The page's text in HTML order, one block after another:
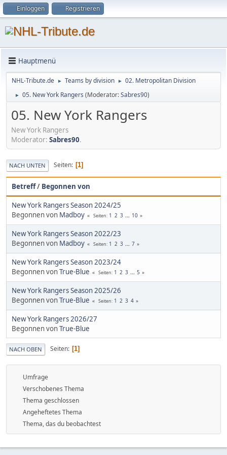
Einloggen Registrieren
Hauptmenü
NHL-Tribute.de ► Teams by division ► 02. Metropolitan Division
► 05. New York Rangers (Moderator:Sabres90)
05. New York Rangers
New York Rangers
Moderator: Sabres90.
NACH UNTEN Seiten 1
Betreff/ Begonnen von
New York Rangers Season 2024/25
Begonnen von Madboy Seiten 1 2 3 ... 10
New York Rangers Season 2022/23
Begonnen von Madboy Seiten 1 2 3 ... 7
New York Rangers Season 2023/24
Begonnen vonTrue-Blue Seiten 1 2 3 ... 5
New York Rangers Season 2025/26
Begonnen vonTrue-Blue Seiten 1 2 3 4
New York Rangers 2026/27
Begonnen vonTrue-Blue
NACH OBEN Seiten 1
Umfrage
Verschobenes Thema
Thema geschlossen
Angeheftetes Thema
Thema, das du beobachtest